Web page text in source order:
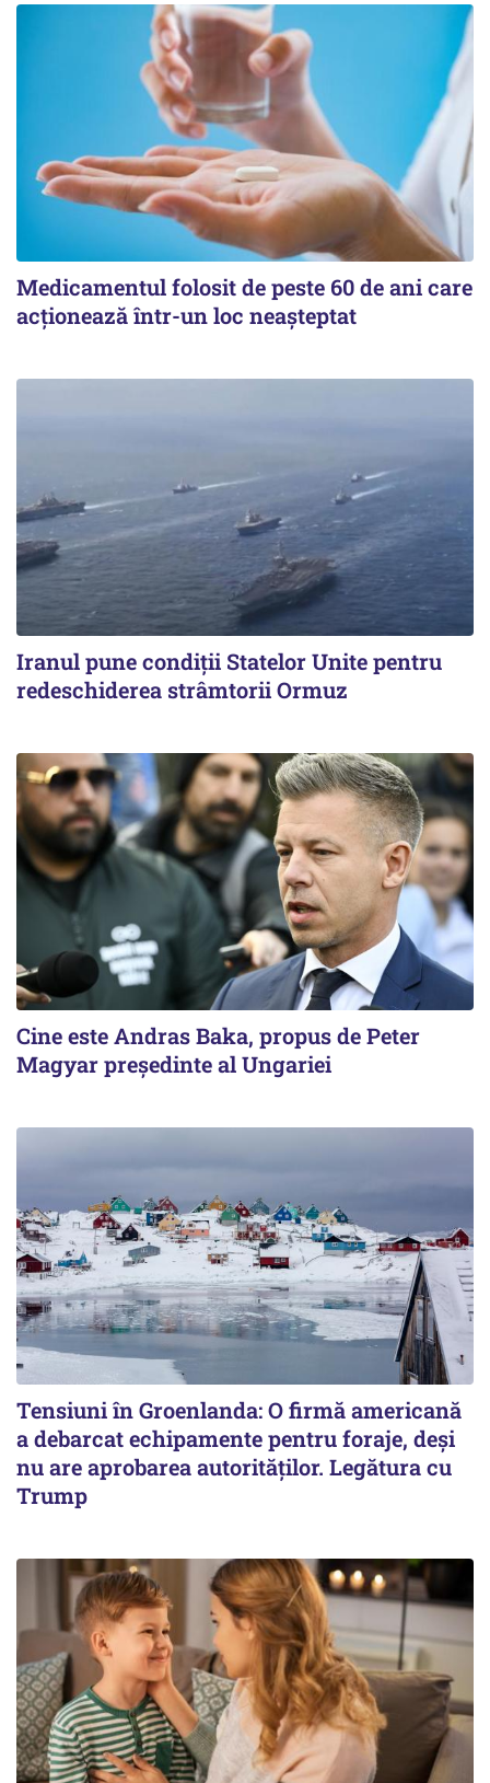
Medicamentul folosit de peste 60 de ani care
acționează într-un loc neașteptat
Iranul pune condiții Statelor Unite pentru
redeschiderea strâmtorii Ormuz
Cine este Andras Baka, propus de Peter
Magyar președinte al Ungariei
Tensiuni în Groenlanda: O firmă americană
a debarcat echipamente pentru foraje, deși
nu are aprobarea autorităților. Legătura cu
Trump